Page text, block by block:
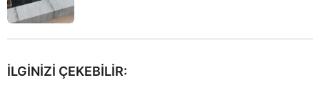
İLGINIZI ÇEKEBILIR: